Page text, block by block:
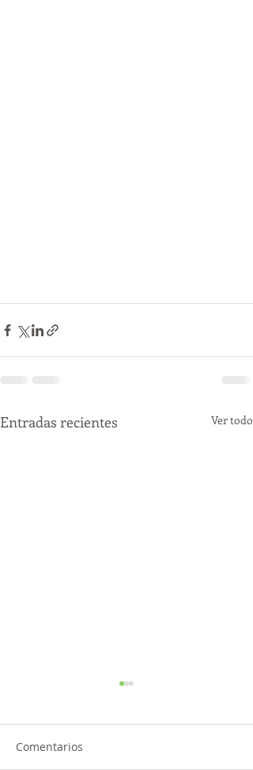
Entradas recientes Ver todo
Comentarios